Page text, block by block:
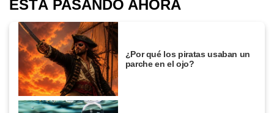
ESTÁ PASANDO AHORA
¿Por qué los piratas usaban un
parche en el ojo?